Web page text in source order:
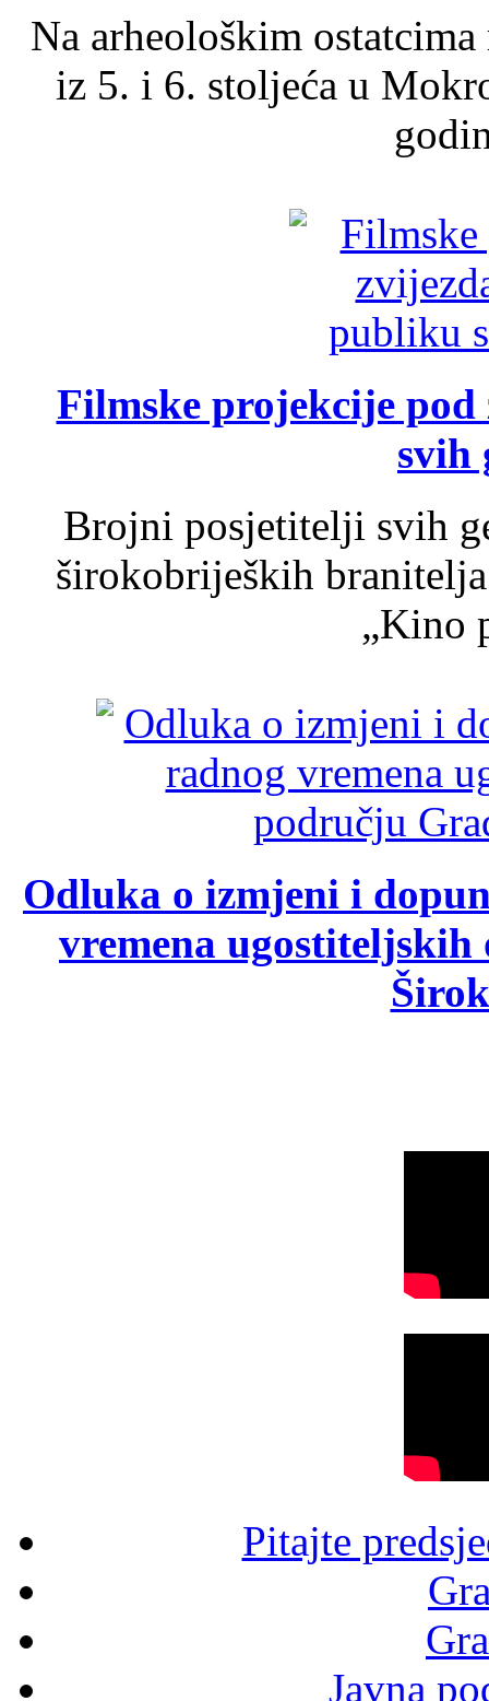
Na arheološkim
iz 5. i 6. stoljeća u
Filmske projekcije
svih
Brojni posjetitelji svih
širokobrijeških
„Kino
Odluka o izmjeni i
vremena
Pitajte
Javna